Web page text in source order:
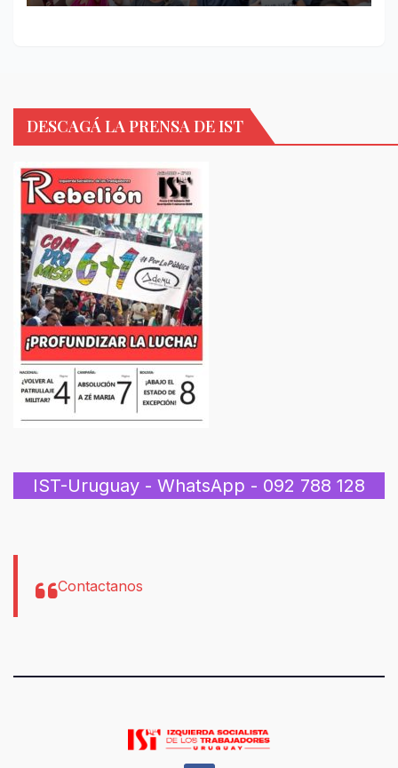
DESCAGÁ LA PRENSA DE IST
IST-Uruguay - WhatsApp - 092 788 128
Contactanos